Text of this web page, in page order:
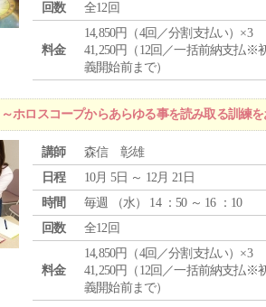
回数
全12回
料金
14,850円（4回／分割支払い）×3
41,250円（12回／一括前納支払※
義開始前まで）
ホロスコープからあらゆる事を読み取る訓練を
講師
森信 彰雄
日程
10月 5日 ～ 12月 21日
時間
毎週 （水） 14 ：50 ～ 16 ：10
回数
全12回
料金
14,850円（4回／分割支払い）×3
41,250円（12回／一括前納支払※
義開始前まで）